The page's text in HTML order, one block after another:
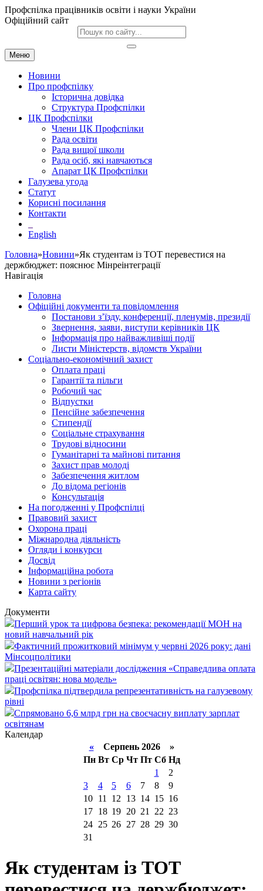
Профспілка працівників освіти і науки України
Офіційний сайт
Меню
Новини
Про профспілку
Історична довідка
Структура Профспілки
ЦК Профспілки
Члени ЦК Профспілки
Рада освіти
Рада вищої школи
Рада осіб, які навчаються
Апарат ЦК Профспілки
Галузева угода
Статут
Корисні посилання
Контакти
English
Головна»Новини»Як студентам із ТОТ перевестися на
держбюджет: пояснює Мінреінтеграції
Навігація
Головна
Офіційні документи та повідомлення
Постанови з’їзду, конференції, пленумів, президії
Звернення, заяви, виступи керівників ЦК
Інформація про найважливіші події
Листи Міністерств, відомств України
Соціально-економічний захист
Оплата праці
Гарантії та пільги
Робочий час
Відпустки
Пенсійне забезпечення
Стипендії
Соціальне страхування
Трудові відносини
Гуманітарні та майнові питання
Захист прав молоді
Забезпечення житлом
До відома регіонів
Консультація
На погодженні у Профспілці
Правовий захист
Охорона праці
Міжнародна діяльність
Огляди і конкурси
Досвід
Інформаційна робота
Новини з регіонів
Карта сайту
Документи
Перший урок та цифрова безпека: рекомендації МОН на
новий навчальний рік
Фактичний прожитковий мінімум у червні 2026 року: дані
Мінсоцполітики
Презентаційні матеріали дослідження «Справедлива оплата
праці освітян: нова модель»
Профспілка підтвердила репрезентативність на галузевому
рівні
Спрямовано 6,6 млрд грн на своєчасну виплату зарплат
освітянам
Календар
«Серпень 2026 »
Пн Вт Ср Чт Пт Сб Нд
1
2
3
4 5 6 7 8
9
10
11 12 13 14 15 16
17
18 19 20 21 22 23
24
25 26 27 28 29 30
31
Як студентам із ТОТ